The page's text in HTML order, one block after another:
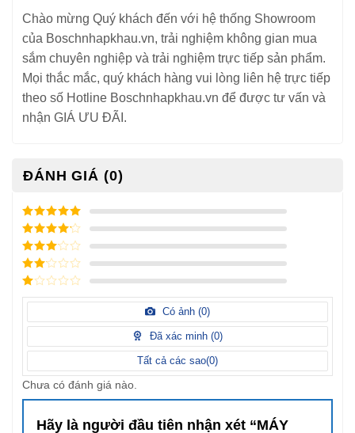
Chào mừng Quý khách đến với hệ thống Showroom
của Boschnhapkhau.vn, trải nghiệm không gian mua
sắm chuyên nghiệp và trải nghiệm trực tiếp sản phẩm.
Mọi thắc mắc, quý khách hàng vui lòng liên hệ trực tiếp
theo số Hotline Boschnhapkhau.vn để được tư vấn và
nhận GIÁ ƯU ĐÃI.
ĐÁNH GIÁ (0)
5/ 5 điểm
4/ 5
điểm
3/ 5
điểm
2/
điểm
1
điểm
Có ảnh (0)
Đã xác minh (0)
Tất cả các sao(0)
Chưa có đánh giá nào.
Hãy là người đầu tiên nhận xét “MÁY